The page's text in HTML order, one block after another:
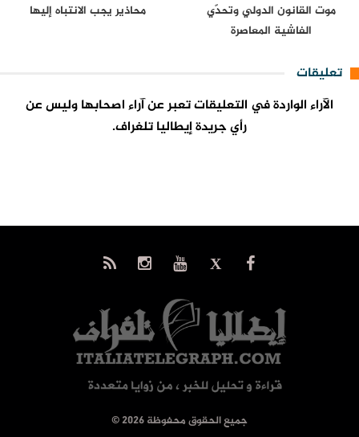
موت القانون الدولي وتحدّي
الفاشية المعاصرة
محاذير يجب الانتباه إليها
تعليقات
الآراء الواردة في التعليقات تعبر عن آراء اصحابها وليس عن
رأي جريدة إيطاليا تلغراف.
© جميع الحقوق محفوظة 2026